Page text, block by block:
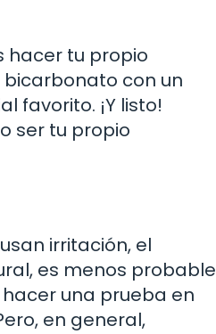
hacer tu propio
con un
favorito. ¡Y listo!
ser tu propio
irritación, el
es menos probable
una prueba en
en general,